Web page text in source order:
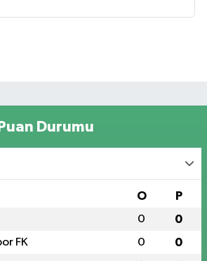
Durumu
O P
0 0
FK 0 0